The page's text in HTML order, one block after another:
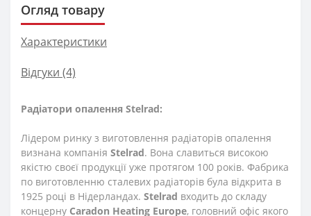
Огляд товару
Характеристики
Відгуки (4)
Радіатори опалення Stelrad:
Лідером ринку з виготовлення радіаторів опалення
визнана компанія Stelrad. Вона славиться високою
якістю своєї продукції уже протягом 100 років. Фабрика
по виготовленню сталевих радіаторів була відкрита в
1925 році в Нідерландах. Stelrad входить до складу
концерну Caradon Heating Europe, головний офіс якого